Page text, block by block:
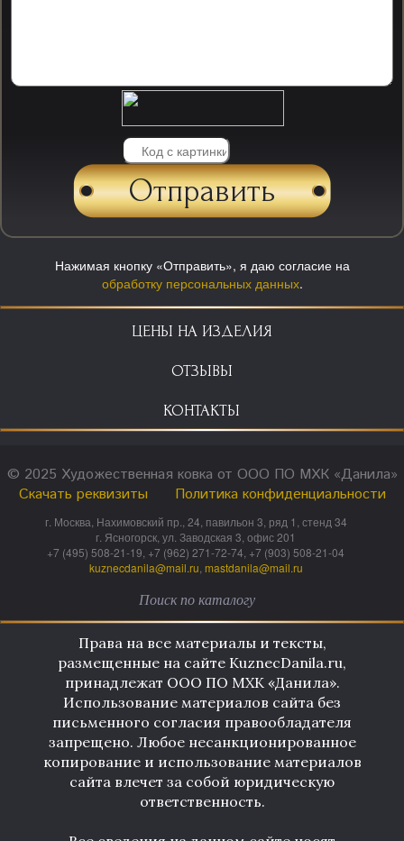
Нажимая кнопку «Отправить», я даю согласие на
обработку персональных данных.
ЦЕНЫ НА ИЗДЕЛИЯ
ОТЗЫВЫ
КОНТАКТЫ
© 2025 Художественная ковка от ООО ПО МХК «Данила»
Скачать реквизиты
Политика конфиденциальности
г. Москва, Нахимовский пр., 24, павильон 3, ряд 1, стенд 34
г. Ясногорск, ул. Заводская 3, офис 201
+7 (495) 508-21-19, +7 (962) 271-72-74, +7 (903) 508-21-04
kuznecdanila@mail.ru mastdanila@mail.ru
Права на все материалы и тексты,
размещенные на сайте KuznecDanila.ru,
принадлежат ООО ПО МХК «Данила».
Использование материалов сайта без
письменного согласия правообладателя
запрещено. Любое несанкционированное
копирование и использование материалов
сайта влечет за собой юридическую
ответственность.